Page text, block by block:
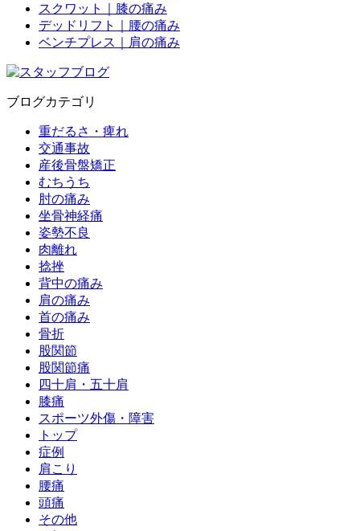
スクワット｜膝の痛み
デッドリフト｜腰の痛み
ベンチプレス｜肩の痛み
ブログカテゴリ
重だるさ・痺れ
交通事故
産後骨盤矯正
むちうち
肘の痛み
坐骨神経痛
姿勢不良
肉離れ
捻挫
背中の痛み
肩の痛み
首の痛み
骨折
股関節
股関節痛
四十肩・五十肩
膝痛
スポーツ外傷・障害
トップ
症例
肩こり
腰痛
頭痛
その他